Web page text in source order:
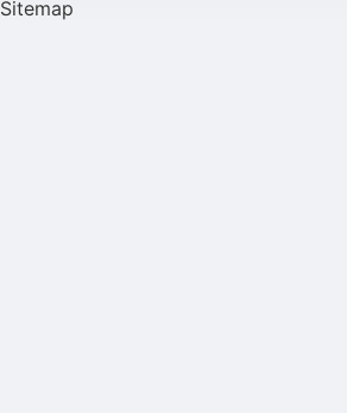
Sitemap